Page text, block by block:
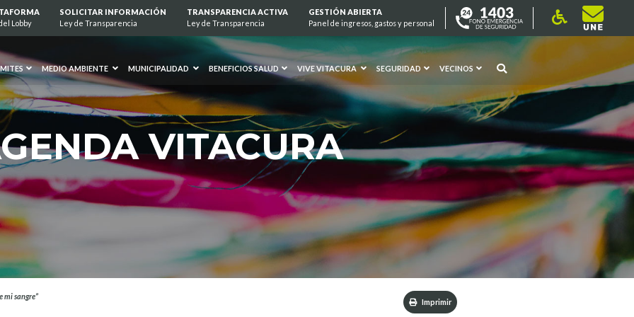
Lobby
SOLICITAR INFORMACIÓN
Ley de Transparencia
TRANSPARENCIA ACTIVA
Ley de Transparencia
GESTIÓN ABIERTA
Panel de ingresos, gastos y personal
MEDIO AMBIENTE MUNICIPALIDAD BENEFICIOS SALUD VIVE VITACURA SEGURIDAD VECINOS
VITACURA
mi sangre”
Imprimir